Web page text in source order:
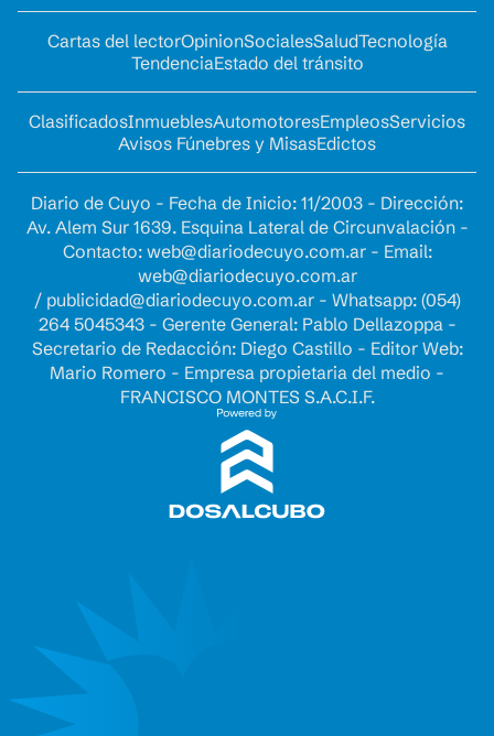
Cartas del lectorOpinionSocialesSaludTecnología
TendenciaEstado del tránsito
ClasificadosInmueblesAutomotoresEmpleosServicios
Avisos Fúnebres y MisasEdictos
Diario de Cuyo - Fecha de Inicio: 11/2003 - Dirección:
Av. Alem Sur 1639. Esquina Lateral de Circunvalación -
Contacto: web@diariodecuyo.com.ar- Email:
web@diariodecuyo.com.ar
/ publicidad@diariodecuyo.com.ar- Whatsapp: (054)
264 5045343 - Gerente General: Pablo Dellazoppa -
Secretario de Redacción: Diego Castillo - Editor Web:
Mario Romero - Empresa propietaria del medio -
FRANCISCO MONTES S.A.C.I.F.